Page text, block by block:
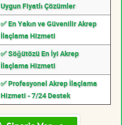
Uygun Fiyatlı Çözümler
✅ En Yakın ve Güvenilir Akrep
İlaçlama Hizmeti
✅ Söğütözü En İyi Akrep
İlaçlama Hizmeti
✅ Profesyonel Akrep İlaçlama
Hizmeti - 7/24 Destek